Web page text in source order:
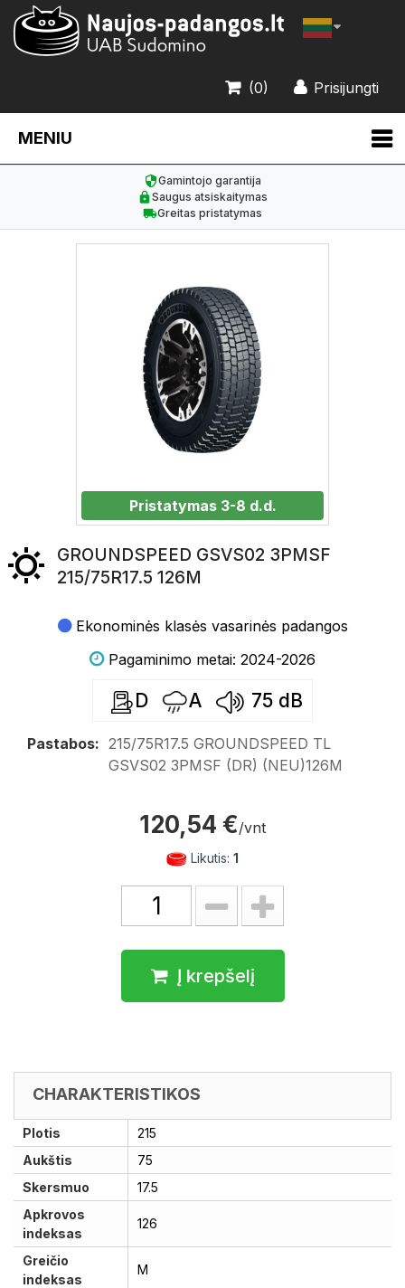
Prisijungti
(0)
MENIU
Gamintojo garantija
Saugus atsiskaitymas
Greitas pristatymas
Pristatymas 3-8 d.d.
GROUNDSPEED GSVS02 3PMSF
215/75R17.5 126M
Ekonominės klasės vasarinės padangos
Pagaminimo metai: 2024-2026
D A 75 dB
Pastabos: 215/75R17.5 GROUNDSPEED TL
GSVS02 3PMSF (DR) (NEU)126M
120,54 €/vnt
Likutis: 1
Į krepšelį
CHARAKTERISTIKOS
Plotis
215
Aukštis
75
Skersmuo
17.5
Apkrovos
indeksas
126
Greičio
indeksas
M